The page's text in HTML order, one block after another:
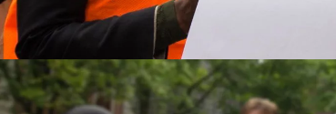
Tour Guides gaat u op drie verschillende
uitvoeren. ...